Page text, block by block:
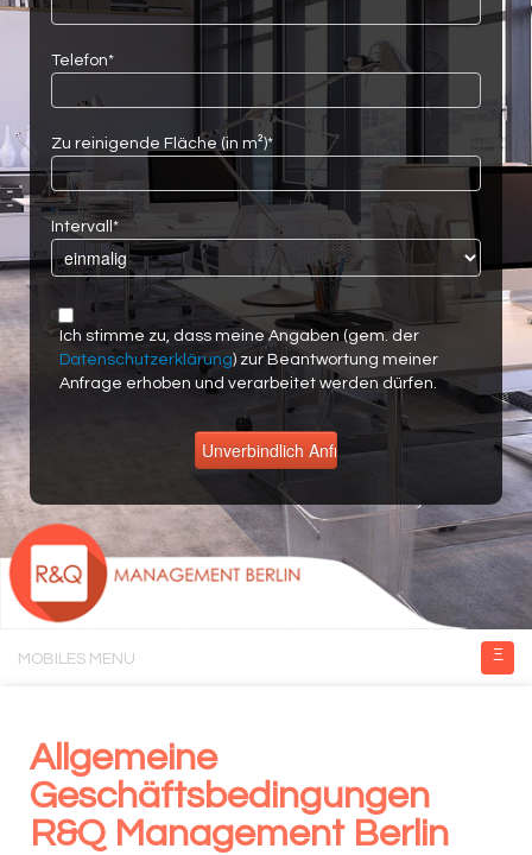
Telefon*
Zu reinigende Fläche (in m²)*
Intervall*
Ich stimme zu, dass meine Angaben (gem. der
Datenschutzerklärung) zur Beantwortung meiner
Anfrage erhoben und verarbeitet werden dürfen.
MOBILES MENU Ξ
Allgemeine
Geschäftsbedingungen
R&Q Management Berlin